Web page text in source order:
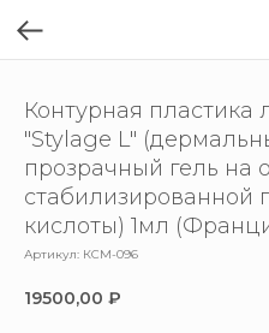
Контурная пластика
"Stylage L"
прозрачный гель на
стабилизированной
кислоты) 1мл
Артикул: КСМ-096
19500,00 ₽